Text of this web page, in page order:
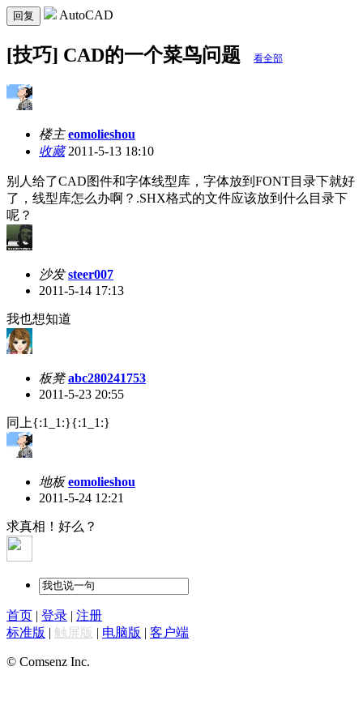
回复 AutoCAD
[技巧] CAD的一个菜鸟问题 看全部
楼主 eomolieshou
收藏2011-5-13 18:10
别人给了CAD图件和字体线型库，字体放到FONT目录下就好
了，线型库怎么办啊？.SHX格式的文件应该放到什么目录下
呢？
沙发 steer007
2011-5-14 17:13
我也想知道
板凳 abc280241753
2011-5-23 20:55
同上{:1_1:}{:1_1:}
地板 eomolieshou
2011-5-24 12:21
求真相！好么？
首页 | 登录 | 注册
标准版 | 触屏版 | 电脑版 | 客户端
© Comsenz Inc.